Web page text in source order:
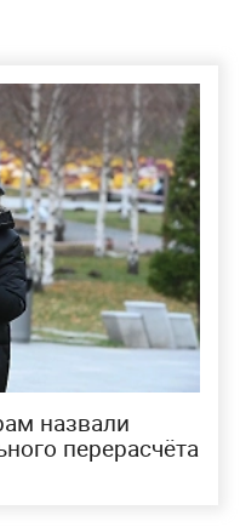
назвали
перерасчёта